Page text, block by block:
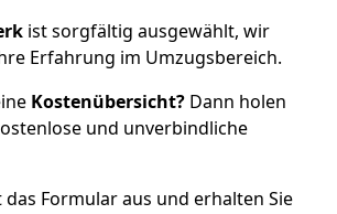
ist sorgfältig ausgewählt, wir
Erfahrung im Umzugsbereich.
Kostenübersicht? Dann holen
und unverbindliche
das Formular aus und erhalten Sie